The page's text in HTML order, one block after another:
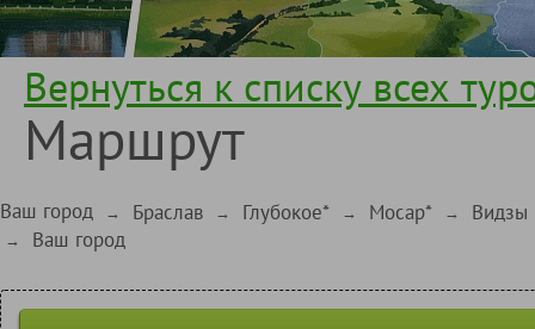
Вернуться к списку всех
Маршрут
Ваш город → Браслав → Глубокое* → Мосар* → Видзы
→ Ваш город